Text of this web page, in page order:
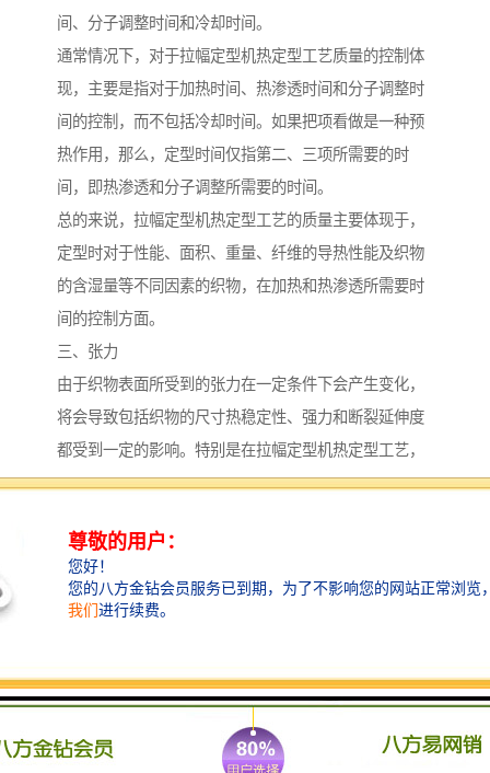
间、分子调整时间和冷却时间。
通常情况下，对于拉幅定型机热定型工艺质量的控制体
现，主要是指对于加热时间、热渗透时间和分子调整时
间的控制，而不包括冷却时间。如果把项看做是一种预
热作用，那么，定型时间仅指第二、三项所需要的时
间，即热渗透和分子调整所需要的时间。
总的来说，拉幅定型机热定型工艺的质量主要体现于，
定型时对于性能、面积、重量、纤维的导热性能及织物
的含湿量等不同因素的织物，在加热和热渗透所需要时
间的控制方面。
三、张力
由于织物表面所受到的张力在一定条件下会产生变化，
将会导致包括织物的尺寸热稳定性、强力和断裂延伸度
都受到一定的影响。特别是在拉幅定型机热定型工艺，
经向尺寸热稳定性随着定型时经向超喂而提高，而纬向